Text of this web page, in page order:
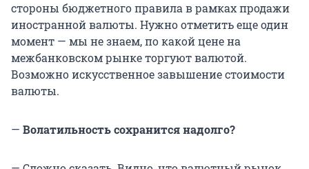
стороны бюджетного правила в рамках продажи
иностранной валюты. Нужно отметить еще один
момент — мы не знаем, по какой цене на
межбанковском рынке торгуют валютой.
Возможно искусственное завышение стоимости
валюты.
— Волатильность сохранится надолго?